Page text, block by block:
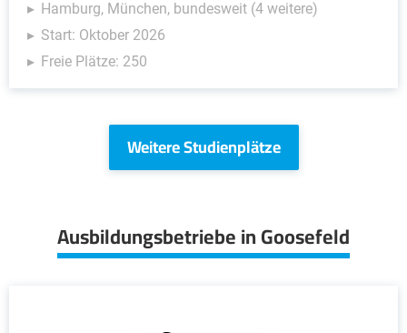
Hamburg, München, bundesweit (4 weitere)
Start: Oktober 2026
Freie Plätze: 250
Weitere Studienplätze
Ausbildungsbetriebe in Goosefeld